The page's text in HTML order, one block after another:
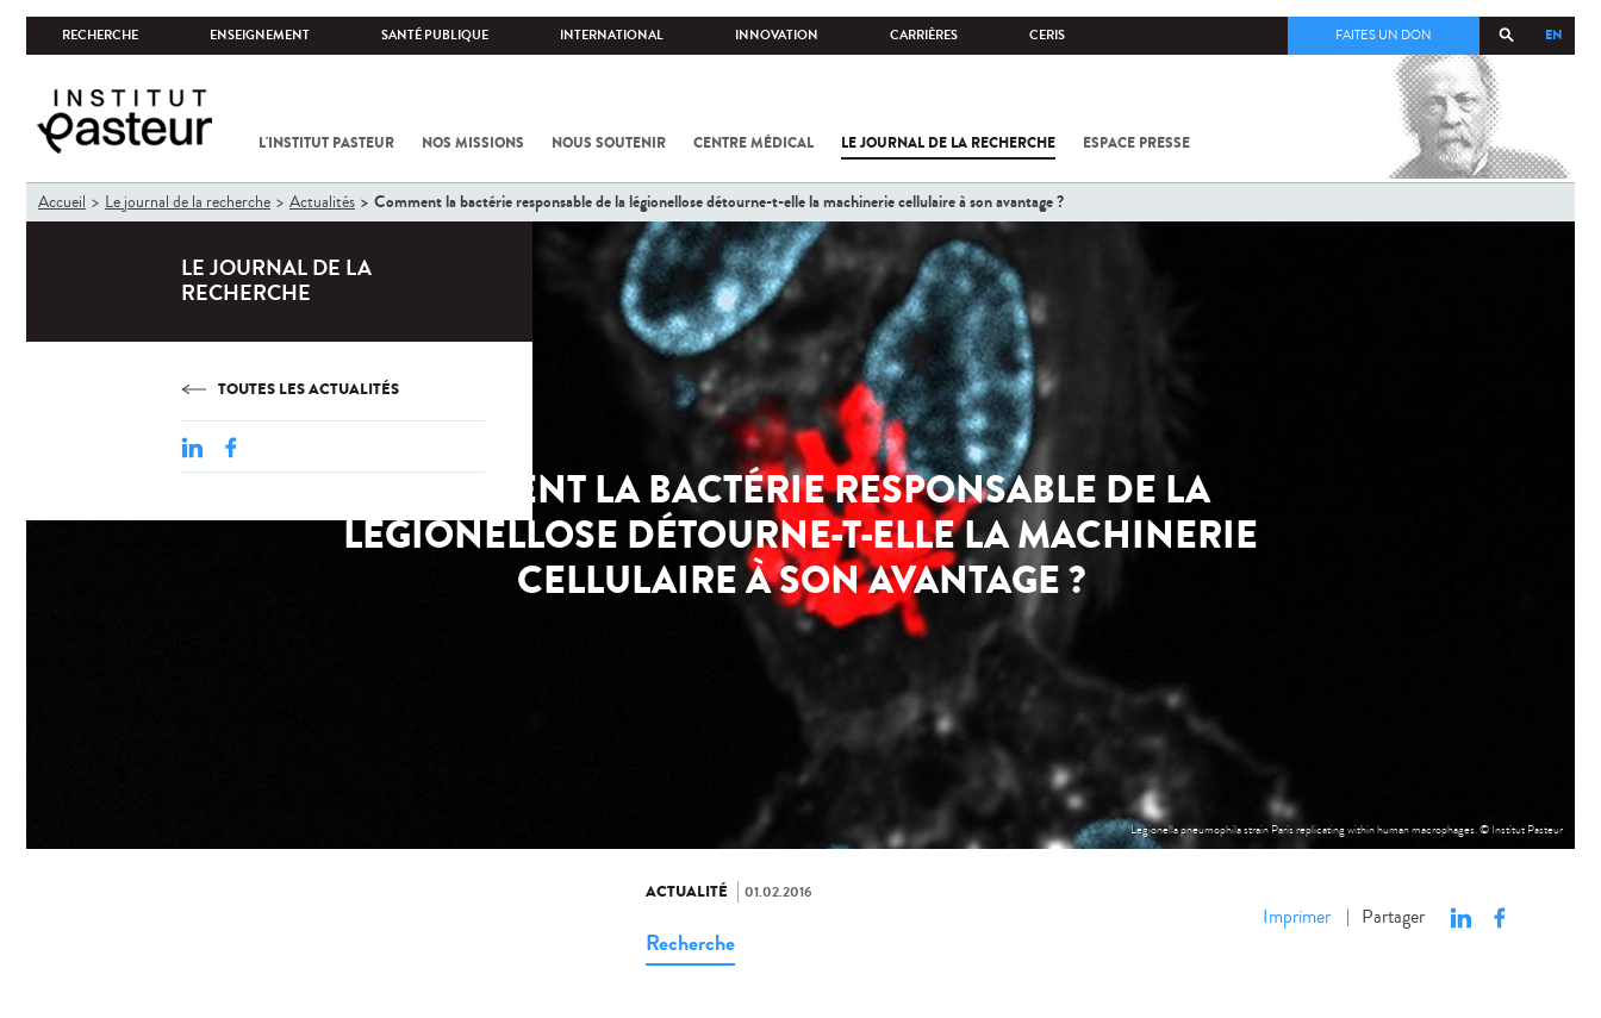
RECHERCHE ENSEIGNEMENT SANTÉ PUBLIQUE INTERNATIONAL INNOVATION CARRIÈRES CERIS EN
FAITES UN DON
L'INSTITUT PASTEUR NOS MISSIONS NOUS SOUTENIR CENTRE MÉDICAL LE JOURNAL DE LA RECHERCHE ESPACE PRESSE
COV-2 /
À
Vous
êtes
Accueil Le journal de la recherche Actualités Comment la bactérie responsable de la légionellose détourne-t-elle la machinerie cellulaire à son avantage ?
LE JOURNAL DE LA
RECHERCHE
TOUTES LES ACTUALITÉS
COMMENT LA BACTÉRIE RESPONSABLE DE LA
LÉGIONELLOSE DÉTOURNE-T-ELLE LA MACHINERIE
CELLULAIRE À SON AVANTAGE ?
Legionella pneumophila strain Paris replicating within human macrophages. © Institut Pasteur
ACTUALITÉ 01.02.2016
Imprimer | Partager
Recherche